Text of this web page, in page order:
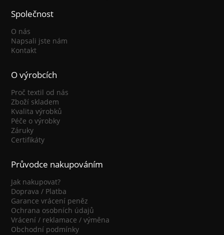
Společnost
O nás
Napsali jste nám
Kontakt
O výrobcích
Proč textil od nás
Zboží skladem
Kvalita výrobků
Péče o výrobky
Záruky
Certifikáty
Průvodce nakupováním
Jak nakupovat?
Doprava / Platba
Garance vrácení peněz
Ochrana osobních údajů
Vrácení / reklamace / výměna
Obchodní podmínky